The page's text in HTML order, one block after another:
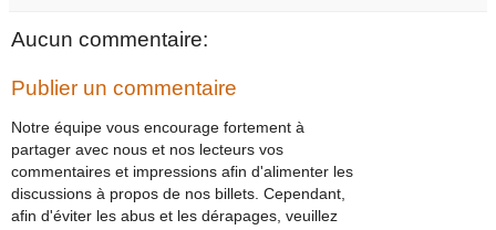
Aucun commentaire:
Publier un commentaire
Notre équipe vous encourage fortement à
partager avec nous et nos lecteurs vos
commentaires et impressions afin d'alimenter les
discussions à propos de nos billets. Cependant,
afin d'éviter les abus et les dérapages, veuillez